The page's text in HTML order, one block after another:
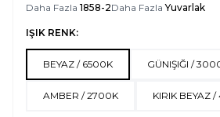
Daha Fazla 1858-2Daha FazlaYuvarlak
IŞIK RENK:
BEYAZ / 6500K GÜNIŞIĞI /
AMBER / 2700K KIRIK BEYAZ